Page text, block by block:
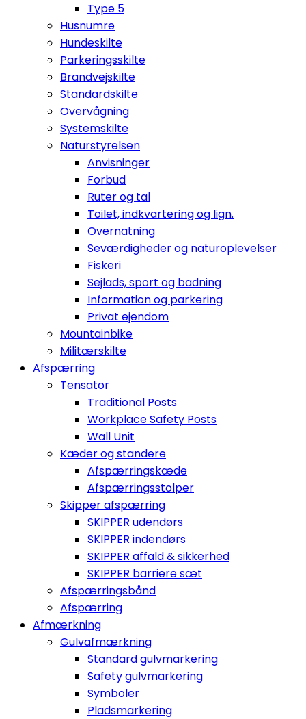
Type 5
Husnumre
Hundeskilte
Parkeringsskilte
Brandvejskilte
Standardskilte
Overvågning
Systemskilte
Naturstyrelsen
Anvisninger
Forbud
Ruter og tal
Toilet, indkvartering og lign.
Overnatning
Seværdigheder og naturoplevelser
Fiskeri
Sejlads, sport og badning
Information og parkering
Privat ejendom
Mountainbike
Militærskilte
Afspærring
Tensator
Traditional Posts
Workplace Safety Posts
Wall Unit
Kæder og standere
Afspærringskæde
Afspærringsstolper
Skipper afspærring
SKIPPER udendørs
SKIPPER indendørs
SKIPPER affald & sikkerhed
SKIPPER barriere sæt
Afspærringsbånd
Afspærring
Afmærkning
Gulvafmærkning
Standard gulvmarkering
Safety gulvmarkering
Symboler
Pladsmarkering